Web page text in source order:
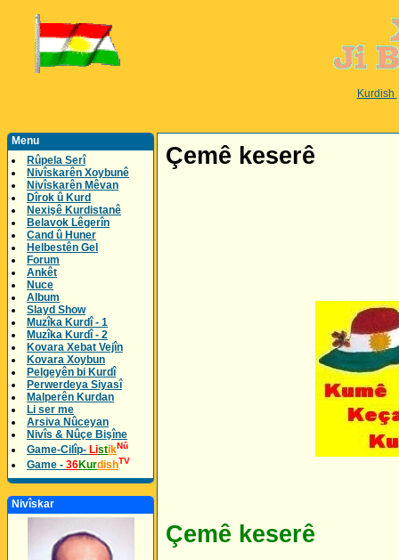
Kurdish
Menu
Rûpela Serî
Nivîskarên Xoybunê
Nivîskarên Mêvan
Dîrok û Kurd
Nexişê Kurdistanê
Belavok Lêgerîn
Cand û Huner
Helbestên Gel
Forum
Ankêt
Nuce
Album
Slayd Show
Muzîka Kurdî - 1
Muzîka Kurdî - 2
Kovara Xebat Vejîn
Kovara Xoybun
Pelgeyên bi Kurdî
Perwerdeya Siyasî
Malperên Kurdan
Li ser me
Arsiva Nûceyan
Nivîs & Nûçe Bişîne
Game-Cilîp- ListikNû
Game - 36KurdishTV
Nivîskar
Çemê keserê
Çemê keserê